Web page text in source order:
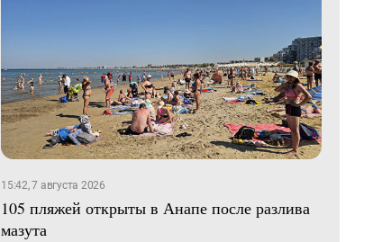
15:42, 7 августа 2026
105 пляжей открыты в Анапе после разлива
мазута